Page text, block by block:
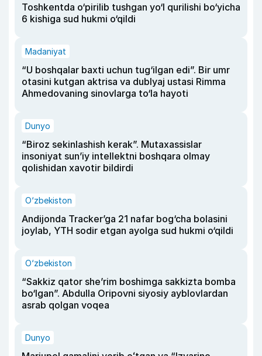
Toshkentda o‘pirilib tushgan yo‘l qurilishi bo‘yicha
6 kishiga sud hukmi o‘qildi
Madaniyat
“U boshqalar baxti uchun tug‘ilgan edi”. Bir umr
otasini kutgan aktrisa va dublyaj ustasi Rimma
Ahmedovaning sinovlarga to‘la hayoti
Dunyo
“Biroz sekinlashish kerak”. Mutaxassislar
insoniyat sun’iy intellektni boshqara olmay
qolishidan xavotir bildirdi
O‘zbekiston
Andijonda Tracker’ga 21 nafar bog‘cha bolasini
joylab, YTH sodir etgan ayolga sud hukmi o‘qildi
O‘zbekiston
“Sakkiz qator she’rim boshimga sakkizta bomba
bo‘lgan”. Abdulla Oripovni siyosiy ayblovlardan
asrab qolgan voqea
Dunyo